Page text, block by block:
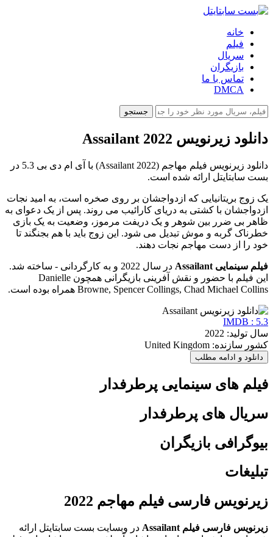
خانه
فیلم
سریال
بازیگران
تماس با ما
DMCA
جستجو
دانلود زیرنویس Assailant 2022
دانلود زیرنویس فیلم مهاجم (Assailant 2022) با آی ام دی بی 5.3 در
بست سابتایتل ارائه شده است.
یک زوج بریتانیایی که ازدواجشان بر روی صخره است، به امید نجات
ازدواجشان با کشتی به دریای کارائیب می روند. پس از یک دعوای به
ظاهر بی ضرر بین شوهر و یک دریفت مرموز، وضعیت به یک بازی
خطرناک گربه و موش تبدیل می شود. این زوج باید با هم بجنگند تا
خود را از دست مهاجم نجات دهند.
فیلم سینمایی Assailant
در سال 2022 و به کارگردانی - ساخته شد.
این فیلم با حضور و نقش آفرینی بازیگرانی همچون Danielle
Browne, Spencer Collings, Chad Michael Collins همراه بوده است.
IMDB : 5.3
سال تولید: 2022
کشور سازنده: United Kingdom
دانلود و ادامه مطلب
فیلم های سینمایی پرطرفدار
سریال های پرطرفدار
بیوگرافی بازیگران
تبلیغات
زیرنویس فارسی فیلم مهاجم 2022
زیرنویس فارسی فیلم Assailant
در وبسایت بست سابتایتل ارائه